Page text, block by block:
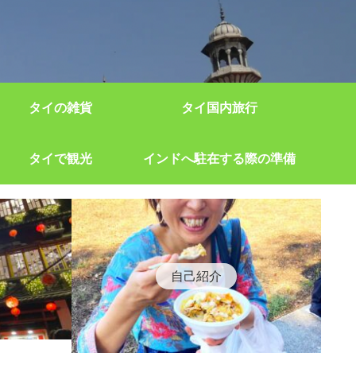
タイの雑貨 タイ国内旅行
タイで観光 インドへ駐在する際の準備
自己紹介